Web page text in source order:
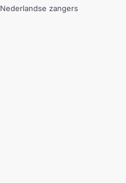
Nederlandse zangers